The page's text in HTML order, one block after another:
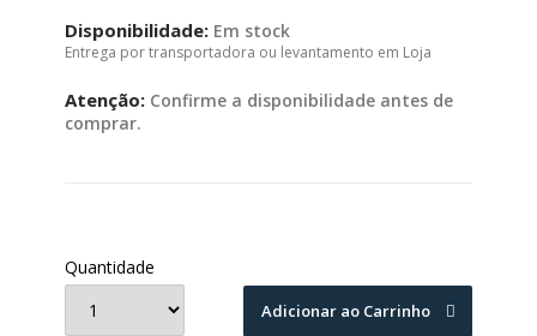
Disponibilidade: Em stock
Entrega por transportadora ou levantamento em Loja
Atenção: Confirme a disponibilidade antes de
comprar.
Quantidade
Adicionar ao Carrinho